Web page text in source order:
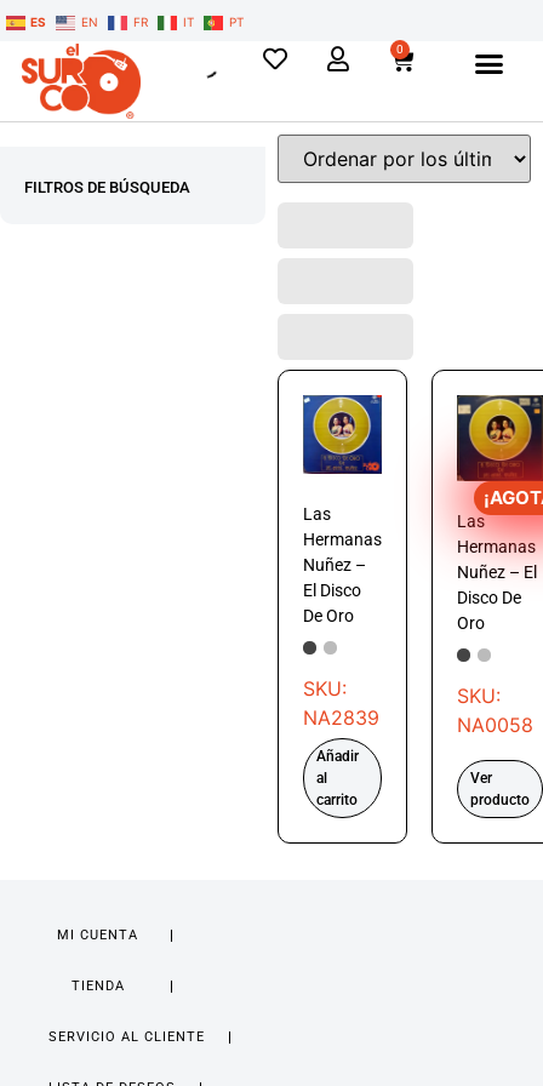
ES EN FR IT PT
0
FILTROS DE BÚSQUEDA
Las
Hermanas
Nuñez –
El Disco
De Oro
SKU:
NA2839
Añadir
al
carrito
Las
Hermanas
Nuñez – El
Disco De
Oro
SKU:
NA0058
Ver
producto
MI CUENTA
TIENDA
SERVICIO AL CLIENTE